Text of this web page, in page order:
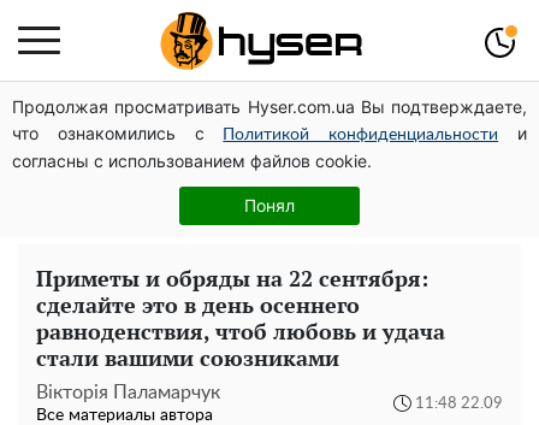
Продолжая просматривать Hyser.com.ua Вы подтверждаете,
что ознакомились с
Политикой конфиденциальности
и
согласны с использованием файлов cookie.
Понял
На Подоле обсудили развитие реабилитации и
рекреации
Дроны с наценкой: Александр Конотопский вывел
миллионы оборонного бюджета через фиктивную
фирму в Эстонии
Приметы и обряды на 22 сентября:
сделайте это в день осеннего
равноденствия, чтоб любовь и удача
стали вашими союзниками
Вікторія Паламарчук
Все материалы автора
11:48 22.09